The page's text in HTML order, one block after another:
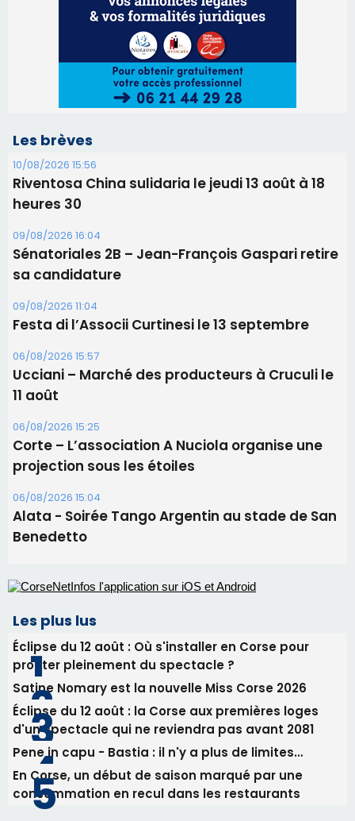
Les brèves
10/08/2026 15:56
Riventosa China sulidaria le jeudi 13 août à 18
heures 30
09/08/2026 16:04
Sénatoriales 2B – Jean-François Gaspari retire
sa candidature
09/08/2026 11:04
Festa di l’Associi Curtinesi le 13 septembre
06/08/2026 15:57
Ucciani – Marché des producteurs à Cruculi le
11 août
06/08/2026 15:25
Corte – L’association A Nuciola organise une
projection sous les étoiles
06/08/2026 15:04
Alata - Soirée Tango Argentin au stade de San
Benedetto
Les plus lus
Éclipse du 12 août : Où s'installer en Corse pour
profiter pleinement du spectacle ?
Satine Nomary est la nouvelle Miss Corse 2026
Éclipse du 12 août : la Corse aux premières loges
d'un spectacle qui ne reviendra pas avant 2081
Pene in capu - Bastia : il n'y a plus de limites…
En Corse, un début de saison marqué par une
consommation en recul dans les restaurants